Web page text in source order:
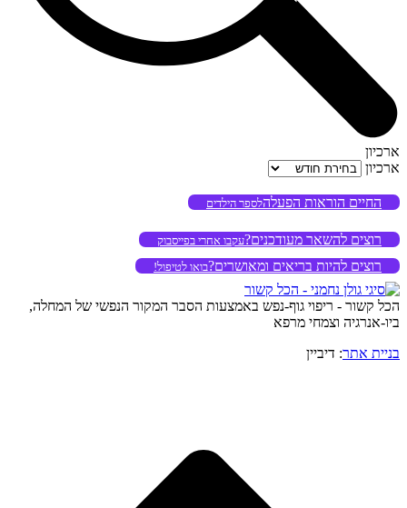
ארכיון
ארכיון
החיים הוראות הפעלהלספר הילדים
רוצים להשאר מעודכנים?עקבו אחרי בפייסבוק
רוצים להיות בריאים ומאושרים?בואו לטיפול!
הכל קשור - ריפוי גוף-נפש באמצעות הסבר המקור הנפשי של המחלה,
ביו-אנרגיה וצמחי מרפא
בניית אתר: דיביין